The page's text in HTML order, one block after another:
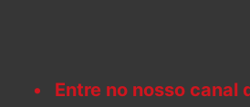
Entre no nosso canal